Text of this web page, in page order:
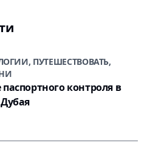
ПУТЕШЕСТВОВАТЬ,
контроля в